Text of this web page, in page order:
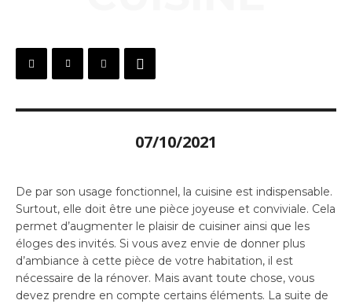
07/10/2021
De par son usage fonctionnel, la cuisine est indispensable.
Surtout, elle doit être une pièce joyeuse et conviviale. Cela
permet d’augmenter le plaisir de cuisiner ainsi que les
éloges des invités. Si vous avez envie de donner plus
d’ambiance à cette pièce de votre habitation, il est
nécessaire de la rénover. Mais avant toute chose, vous
devez prendre en compte certains éléments. La suite de